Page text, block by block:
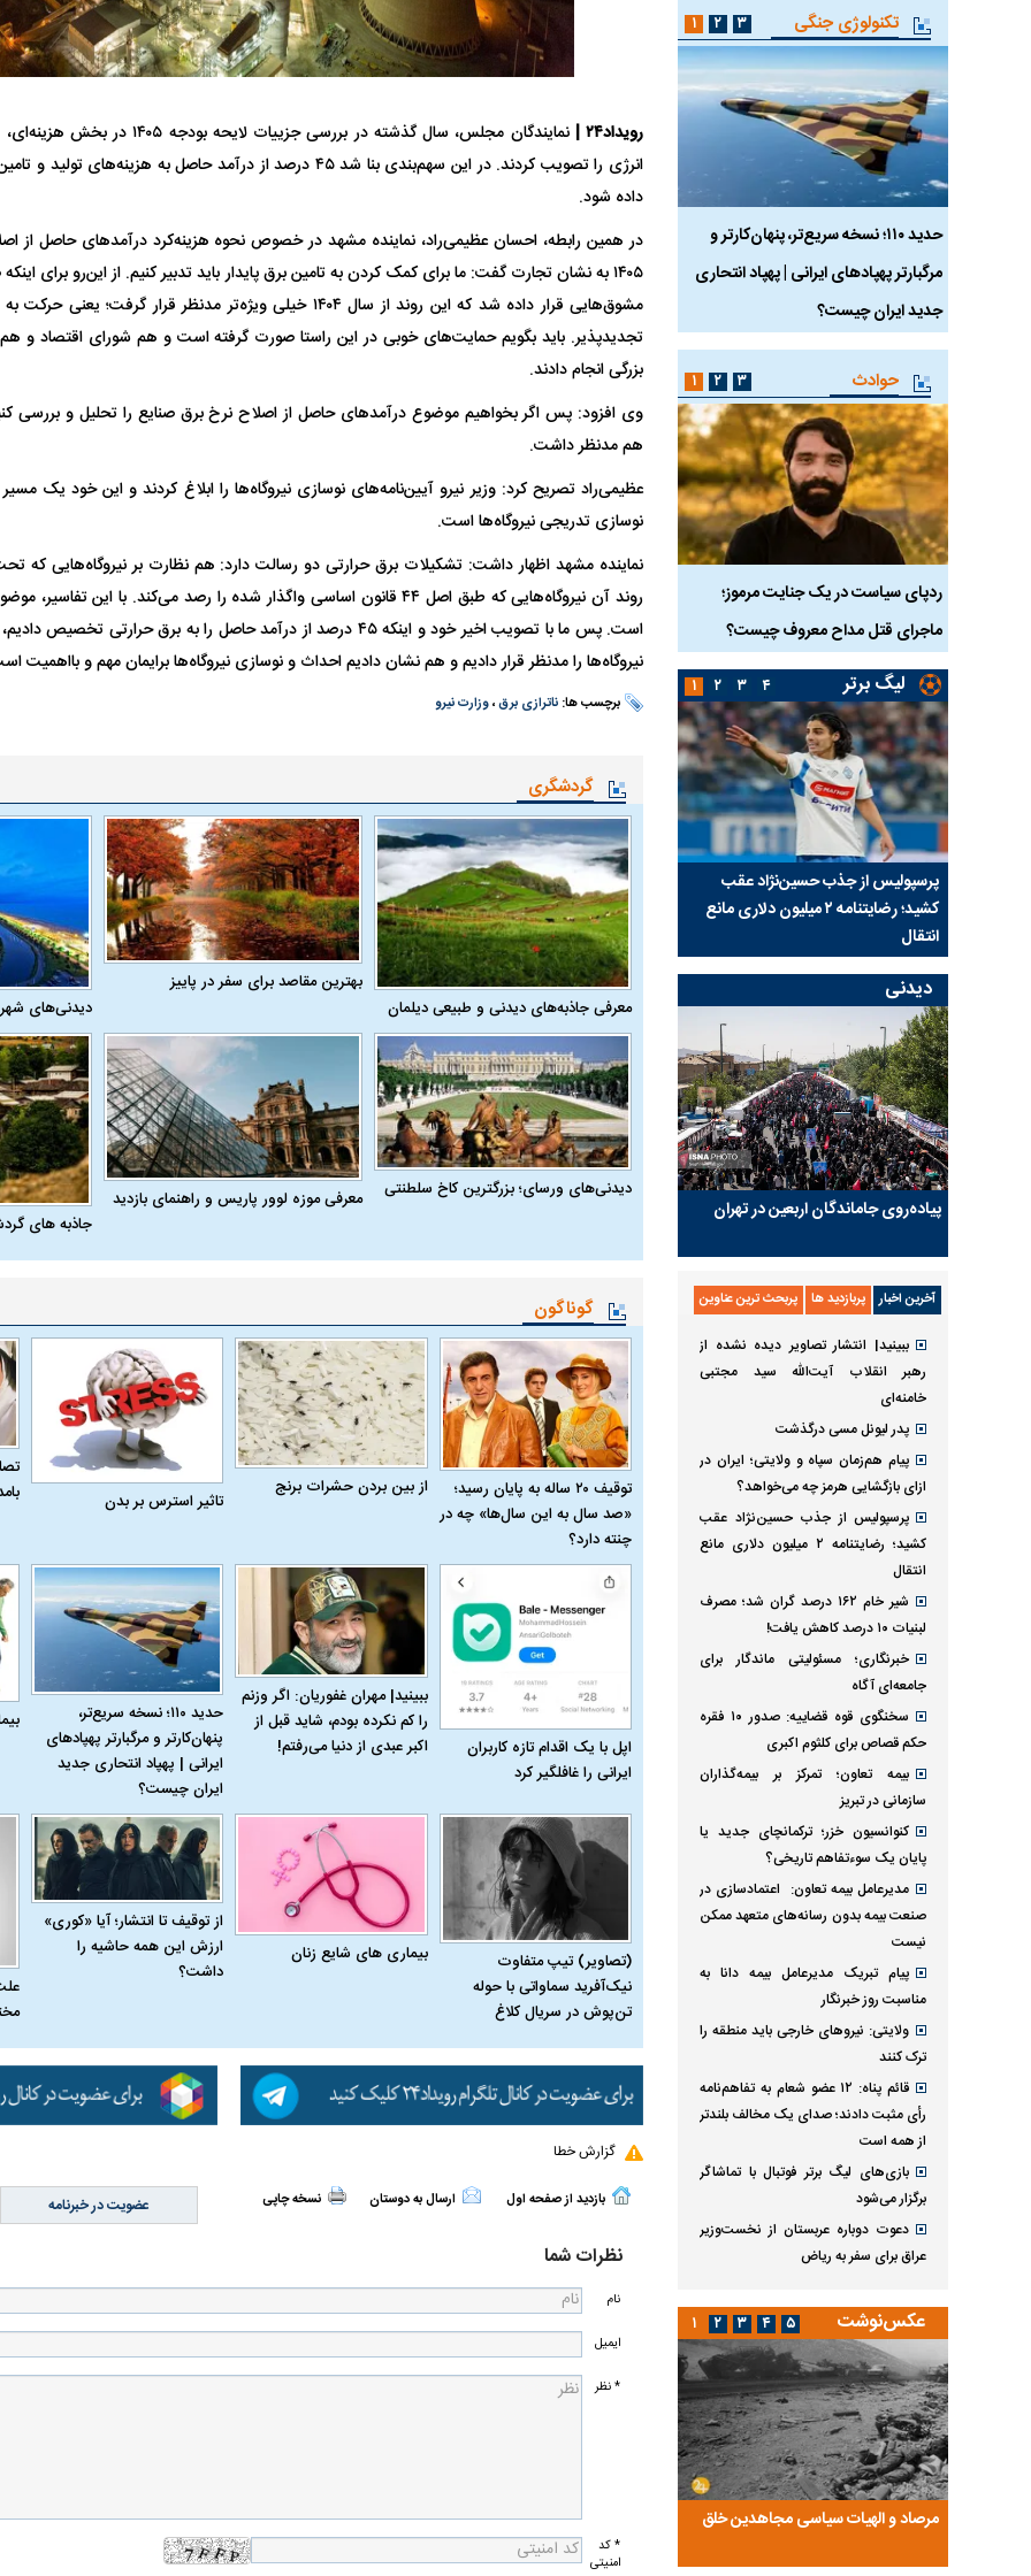
رویداد۲۴ |
انرژی را تصویب کردند. در این سهم‌بندی بنا شد ۴۵ درصد از درآمد حاصل به
داده شود.
در همین رابطه، احسان عظیمی‌راد، نماینده مشهد در خصوص نحوه هزینه‌کرد درآمد‌های حاصل از
۱۴۰۵ به نشان تجارت گفت: ما برای کمک کردن به تامین برق پایدار باید تدبیر کنیم. از این‌رو برای
مشوق‌هایی قرار داده شد که این روند از سال ۱۴۰۴ خیلی ویژه‌تر مدنظر
تجدیدپذیر. باید بگویم حمایت‌های خوبی در این راستا صورت گرفته است و هم شورای اقتصاد و هم
بزرگی انجام دادند.
وی افزود: پس اگر بخواهیم موضوع درآمد‌های حاصل از اصلاح نرخ برق صنایع را تحلیل و بررسی
هم مدنظر داشت.
عظیمی‌راد تصریح کرد: وزیر نیرو آیین‌نامه‌های نوسازی نیروگاه‌ها را ابلاغ کردند و این خود یک
نوسازی تدریجی نیروگاه‌ها است.
نماینده مشهد اظهار داشت: تشکیلات برق حرارتی دو رسالت دارد: هم نظارت بر نیروگاه‌هایی
روند آن نیروگاه‌هایی که طبق اصل ۴۴ قانون اساسی واگذار شده را رصد می‌کند. با این
است. پس ما با تصویب اخیر خود و اینکه ۴۵ درصد از درآمد حاصل را به برق
نیروگاه‌ها را مدنظر قرار دادیم و هم نشان دادیم احداث و نوسازی نیروگاه‌ها برایمان مهم و بااهمیت
برچسب ها: ناترازی برق،وزارت نیرو
گردشگری
معرفی جاذبه‌های دیدنی و طبیعی دیلمان
بهترین مقاصد برای سفر در پاییز
دیدنی‌های
دیدنی‌های ورسای؛ بزرگترین کاخ سلطنتی
معرفی موزه لوور پاریس و راهنمای بازدید
جاذبه های
گوناگون
توقیف ۲۰ ساله به پایان رسید؛
«صد سال به این سال‌ها» چه در
چنته دارد؟
از بین بردن حشرات برنج
تاثیر استرس بر بدن
اپل با یک اقدام تازه کاربران
ایرانی را غافلگیر کرد
ببینید| مهران غفوریان: اگر وزنم
را کم نکرده بودم، شاید قبل از
اکبر عبدی از دنیا می‌رفتم!
حدید ۱۱۰؛ نسخه سریع‌تر،
پنهان‌کارتر و مرگبارتر پهپادهای
ایرانی | پهپاد انتحاری جدید
ایران چیست؟
(تصاویر) تیپ متفاوت
نیک‌آفرید سماواتی با حوله
تن‌پوش در سریال کلاغ
بیماری‌ های شایع زنان
از توقیف تا انتشار؛ آیا «کوری»
ارزش این همه حاشیه را
داشت؟
گزارش خطا
بازدید از صفحه اول ارسال به دوستان نسخه چاپی عضویت در خبرنامه
نظرات شما
نام
ایمیل
* نظر
* کد
امنیتی
تکنولوژی جنگی
حدید ۱۱۰؛ نسخه سریع‌تر، پنهان‌کارتر و
مرگبارتر پهپادهای ایرانی | پهپاد انتحاری
جدید ایران چیست؟
هواپیمای مرموز E-11A BACN چیست؟
فضاپیمای «استارشیپ» ایلان ماسک
چیست؟
حدید ۱۱۰؛
مرگبارتر
جدید ایران
۱ ۲ ۳
حوادث
ردپای سیاست در یک جنایت مرموز؛
ماجرای قتل مداح معروف چیست؟
جراحان قلابی در شمال تهران بازداشت
شدند؛ از تزریق فیلر تا جراحی پلک
حمله ۶ سگ به کودک ۹ ساله در سنندج؛
زنگ خطر دوباره به صدا درآمد
ردپای سیاست در
ماجرای قتل
۱ ۲ ۳
لیگ برتر
پرسپولیس از جذب حسین‌نژاد عقب
کشید؛ رضایتنامه ۲ میلیون دلاری مانع
انتقال
بازی‌های لیگ برتر فوتبال با تماشاگر
برگزار می‌شود
رقم نجومی رضایتنامه مدافع موردنظر
پرسپولیس لو رفت
دو خرید جدید
امضای قرارداد
۱ ۲ ۳ ۴
دیدنی
پیاده‌روی جاماندگان اربعین در تهران
آخرین اخبار پربازدید ها پربحث ترین عناوین
ببینید| انتشار تصاویر دیده نشده از
رهبر انقلاب آیت‌الله سید مجتبی
خامنه‌ای
پدر لیونل مسی درگذشت
پیام هم‌زمان سپاه و ولایتی؛ ایران در
ازای بازگشایی هرمز چه می‌خواهد؟
پرسپولیس از جذب حسین‌نژاد عقب
کشید؛ رضایتنامه ۲ میلیون دلاری مانع
انتقال
شیر خام ۱۶۲ درصد گران شد؛ مصرف
لبنیات ۱۰ درصد کاهش یافت!
خبرنگاری؛ مسئولیتی ماندگار برای
جامعه‌ای آگاه
سخنگوی قوه قضاییه: صدور ۱۰ فقره
حکم قصاص برای کلثوم اکبری
بیمه تعاون؛ تمرکز بر بیمه‌گذاران
سازمانی در تبریز
کنوانسیون خزر؛ ترکمانچای جدید یا
پایان یک سوءتفاهم تاریخی؟
مدیرعامل بیمه تعاون: اعتمادسازی در
صنعت بیمه بدون رسانه‌های متعهد ممکن
نیست
پیام تبریک مدیرعامل بیمه دانا به
مناسبت روز خبرنگار
ولایتی: نیرو‌های خارجی باید منطقه را
ترک کنند
قائم پناه: ۱۲ عضو شعام به تفاهم‌نامه
رأی مثبت دادند؛ صدای یک مخالف بلندتر
از همه است
بازی‌های لیگ برتر فوتبال با تماشاگر
برگزار می‌شود
دعوت دوباره عربستان از نخست‌وزیر
عراق برای سفر به ریاض
عکس‌نوشت
مرصاد و الهیات سیاسی مجاهدین خلق
آخرین پرده از حیات سیاسی یک سلسله |
روایتی از آخرین مصاحبه‌ی شاه در ایران
ریشه‌های عزاداری ماه محرم در فرهنگ
و تاریخ ایران
عزاداری ماه
۱ ۲ ۳ ۴ ۵